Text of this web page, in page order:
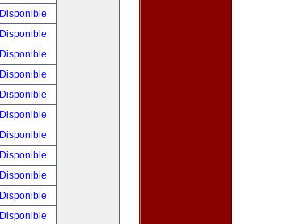
Disponible
Disponible
Disponible
Disponible
Disponible
Disponible
Disponible
Disponible
Disponible
Disponible
Disponible